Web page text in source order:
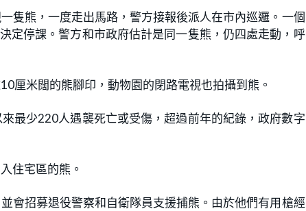
隻熊，一度走出馬路，警方接報後派人在市內巡邏。一個
定停課。警方和市政府估計是同一隻熊，仍四處走動，呼
厘米闊的熊腳印，動物園的閉路電視也拍攝到熊。
最少220人遇襲死亡或受傷，超過前年的紀錄，政府數字
住宅區的熊。
會招募退役警察和自衛隊員支援捕熊。由於他們有用槍經